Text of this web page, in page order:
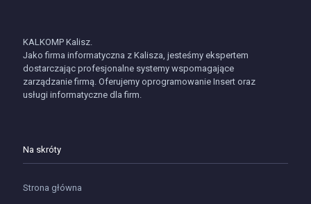
KALKOMP Kalisz.
Jako firma informatyczna z Kalisza, jesteśmy ekspertem
dostarczając profesjonalne systemy wspomagające
zarządzanie firmą. Oferujemy oprogramowanie Insert oraz
usługi informatyczne dla firm.
Na skróty
Strona główna